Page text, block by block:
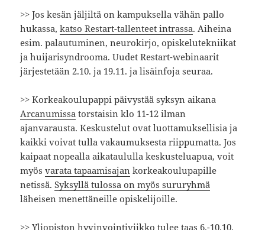
>> Jos kesän jäljiltä on kampuksella vähän pallo
hukassa,katso Restart-tallenteet intrassa. Aiheina
esim. palautuminen, neurokirjo, opiskelutekniikat
ja huijarisyndrooma. Uudet Restart-webinaarit
järjestetään 2.10. ja 19.11. ja lisäinfoja seuraa.
>> Korkeakoulupappi päivystää syksyn aikana
Arcanumissa torstaisin klo 11-12 ilman
ajanvarausta. Keskustelut ovat luottamuksellisia ja
kaikki voivat tulla vakaumuksesta riippumatta. Jos
kaipaat nopealla aikataululla keskusteluapua, voit
myösvarata tapaamisajan korkeakoulupapille
netissä.Syksyllä tulossa on myös sururyhmä
läheisen menettäneille opiskelijoille.
>> Yliopiston hyvinvointiviikko tulee taas 6.-10.10.